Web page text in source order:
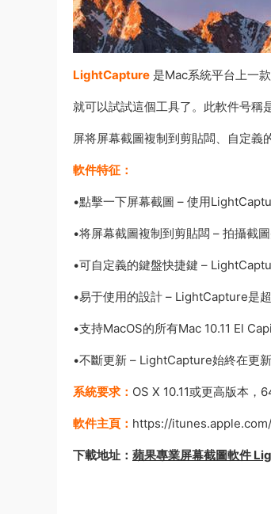
LightCapture 是Mac系統平台上一
就可以試試這個工具了。此軟件号稱
屏将屏幕截圖複制到剪貼闆、自定義
軟件特征：
•點擊一下屏幕截圖 – 使用
•将屏幕截圖複制到剪貼闆 – 拍攝截
•可自定義的鍵盤快捷鍵 –
•易于使用的設計 – LightCapture是
•支持MacOS的所有Mac 10.11 El
•不斷更新 – LightCapture始終在更
系統要求： OS X 10.11或更高版本，
軟件主頁： https://
下載地址： 蘋果專業屏幕截圖軟件